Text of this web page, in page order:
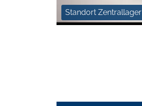
Standort Zentrallager